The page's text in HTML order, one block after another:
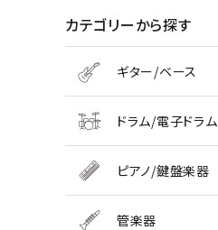
カテゴリーから探す
ギター/ベース
ドラム/電子ドラム
ピアノ/鍵盤楽器
管楽器